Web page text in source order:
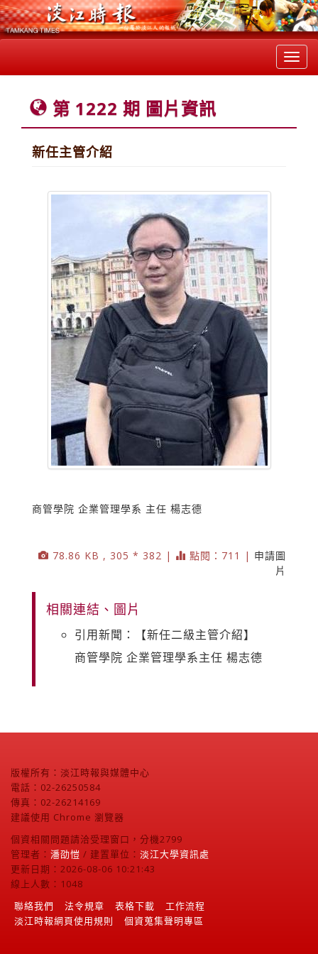
第 1222 期 圖片資訊
新任主管介紹
商管學院 企業管理學系 主任 楊志德
78.86 KB , 305 * 382 | 點閱：711 | 申請圖
片
相關連結、圖片
引用新聞：【新任二級主管介紹】
商管學院 企業管理學系主任 楊志德
版權所有：淡江時報與媒體中心
電話：02-26250584
傳真：02-26214169
建議使用 Chrome 瀏覽器
個資相關問題請洽受理窗口，分機2799
管理者： 潘劭愷 / 建置單位： 淡江大學資訊處
更新日期：2026-08-06 10:21:43
線上人數：1048
聯絡我們
法令規章 表格下載
工作流程
淡江時報網頁使用規則
個資蒐集聲明專區